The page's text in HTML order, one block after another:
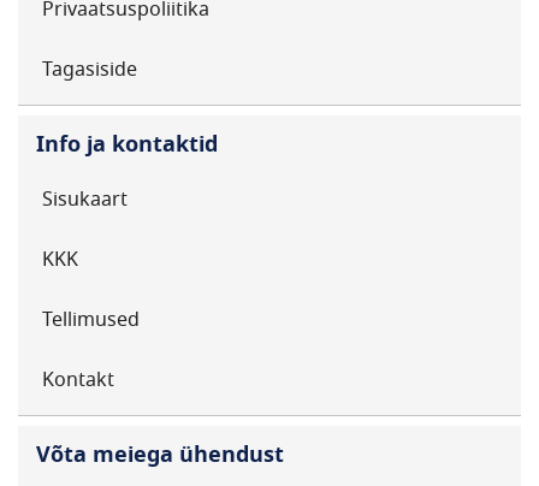
Privaatsuspoliitika
Tagasiside
Info ja kontaktid
Sisukaart
KKK
Tellimused
Kontakt
Võta meiega ühendust